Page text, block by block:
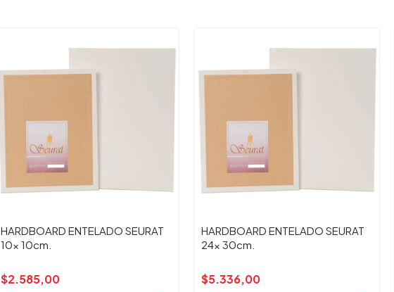
HARDBOARD ENTELADO SEURAT
10x 10cm.
$2.585,00
HARDBOARD ENTELADO SEURAT
24x 30cm.
$5.336,00